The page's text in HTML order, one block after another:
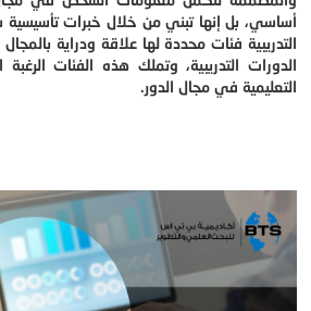
أساسي، بل إنها تبني من خلال خبرات
التدريبية فئات محددة لها علاقة ودراية
الدورات التدريبية، وتملك هذه الفئات الرغبة
التعليمية في مجال الدور.